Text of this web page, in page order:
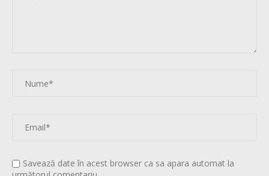
Savează date în acest browser ca sa apara automat la